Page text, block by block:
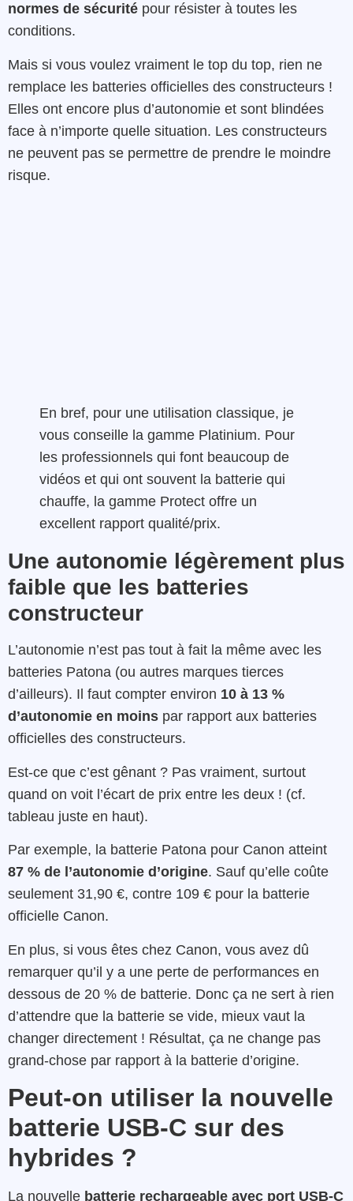
normes de sécurité pour résister à toutes les
conditions.
Mais si vous voulez vraiment le top du top, rien ne
remplace les batteries officielles des constructeurs !
Elles ont encore plus d’autonomie et sont blindées
face à n’importe quelle situation. Les constructeurs
ne peuvent pas se permettre de prendre le moindre
risque.
En bref, pour une utilisation classique, je
vous conseille la gamme Platinium. Pour
les professionnels qui font beaucoup de
vidéos et qui ont souvent la batterie qui
chauffe, la gamme Protect offre un
excellent rapport qualité/prix.
Une autonomie légèrement plus
faible que les batteries
constructeur
L’autonomie n’est pas tout à fait la même avec les
batteries Patona (ou autres marques tierces
d’ailleurs). Il faut compter environ 10 à 13 %
d’autonomie en moins par rapport aux batteries
officielles des constructeurs.
Est-ce que c’est gênant ? Pas vraiment, surtout
quand on voit l’écart de prix entre les deux ! (cf.
tableau juste en haut).
Par exemple, la batterie Patona pour Canon atteint
87 % de l’autonomie d’origine. Sauf qu’elle coûte
seulement 31,90 €, contre 109 € pour la batterie
officielle Canon.
En plus, si vous êtes chez Canon, vous avez dû
remarquer qu’il y a une perte de performances en
dessous de 20 % de batterie. Donc ça ne sert à rien
d’attendre que la batterie se vide, mieux vaut la
changer directement ! Résultat, ça ne change pas
grand-chose par rapport à la batterie d’origine.
Peut-on utiliser la nouvelle
batterie USB-C sur des
hybrides ?
La nouvelle batterie rechargeable avec port USB-C